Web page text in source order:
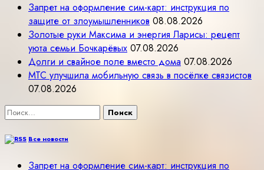
Запрет на оформление сим-карт: инструкция по
защите от злоумышленников 08.08.2026
Золотые руки Максима и энергия Ларисы: рецепт
уюта семьи Бочкарёвых 07.08.2026
Долги и свайное поле вместо дома 07.08.2026
МТС улучшила мобильную связь в посёлке связистов
07.08.2026
Найти:
Все новости
Запрет на оформление сим-карт: инструкция по